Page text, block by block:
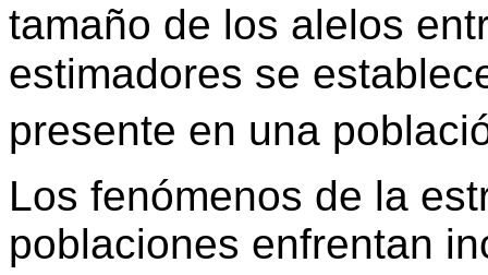
tamaño de los alelos
estimadores se
presente en una
Los fenómenos de la
poblaciones enfrentan